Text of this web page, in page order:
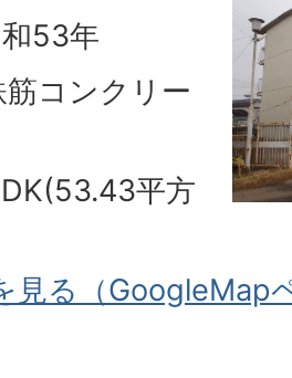
53年
ンクリー
平方
見る（GoogleMap